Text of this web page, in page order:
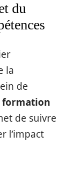
du
la
de
formation
de suivre
l’impact